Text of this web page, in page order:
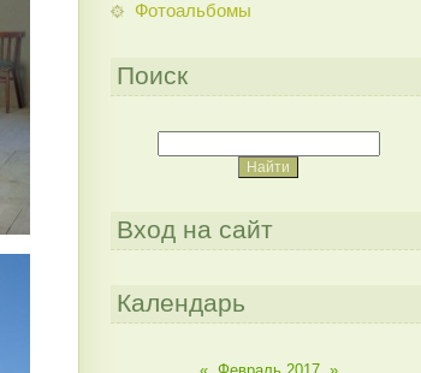
Фотоальбомы
Поиск
Вход на сайт
Календарь